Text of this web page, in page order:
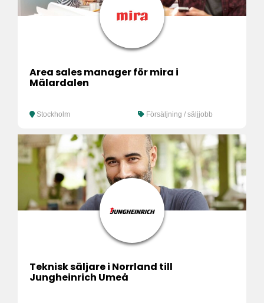
Area sales manager för mira i
Mälardalen
Stockholm Försäljning / säljjobb
Teknisk säljare i Norrland till
Jungheinrich Umeå